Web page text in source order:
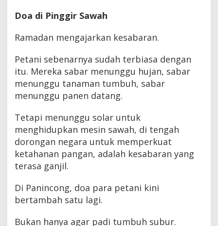
Doa di Pinggir Sawah
Ramadan mengajarkan kesabaran.
Petani sebenarnya sudah terbiasa dengan
itu. Mereka sabar menunggu hujan, sabar
menunggu tanaman tumbuh, sabar
menunggu panen datang.
Tetapi menunggu solar untuk
menghidupkan mesin sawah, di tengah
dorongan negara untuk memperkuat
ketahanan pangan, adalah kesabaran yang
terasa ganjil.
Di Panincong, doa para petani kini
bertambah satu lagi.
Bukan hanya agar padi tumbuh subur.